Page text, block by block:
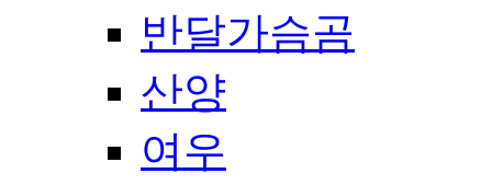
반달가슴곰
산양
여우